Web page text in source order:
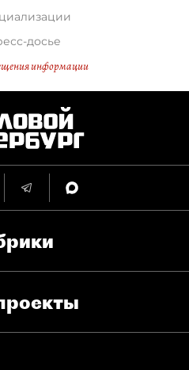
досье
информации